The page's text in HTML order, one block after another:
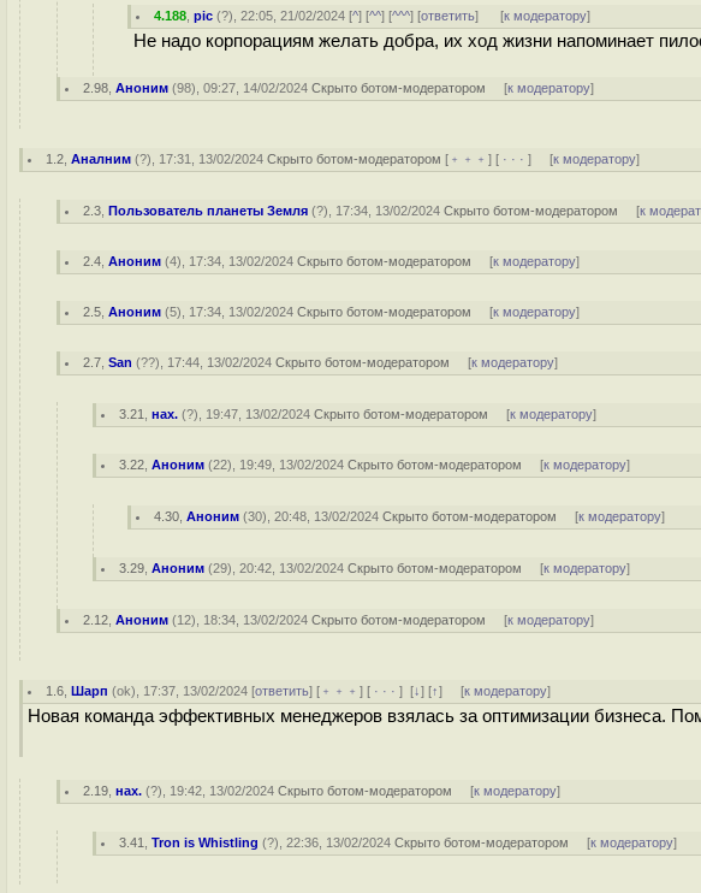
4.188 ,pic (?), 22:05, 21/02/2024 [^] [^^] [^^^] [ответить] [к модератору]
Не надо корпорациям желать добра, их ход жизни напоминает
2.98 ,Аноним (98), 09:27, 14/02/2024Скрыто ботом-модератором [к модератору]
1.2 ,Аналним (?), 17:31, 13/02/2024Скрыто ботом-модератором [ ﹢﹢﹢] [ · · ·] [к модератору]
2.3 ,Пользователь планеты Земля (?), 17:34, 13/02/2024Скрыто ботом-модератором [к
2.4 ,Аноним (4), 17:34, 13/02/2024Скрыто ботом-модератором [к модератору]
2.5 ,Аноним (5), 17:34, 13/02/2024Скрыто ботом-модератором [к модератору]
2.7 ,San (??), 17:44, 13/02/2024Скрыто ботом-модератором [к модератору]
3.21 ,нах. (?), 19:47, 13/02/2024Скрыто ботом-модератором [к модератору]
3.22 ,Аноним (22), 19:49, 13/02/2024Скрыто ботом-модератором [к модератору]
4.30 ,Аноним (30), 20:48, 13/02/2024Скрыто ботом-модератором [к модератору]
3.29 ,Аноним (29), 20:42, 13/02/2024Скрыто ботом-модератором [к модератору]
2.12 ,Аноним (12), 18:34, 13/02/2024Скрыто ботом-модератором [к модератору]
1.6 ,Шарп (ok), 17:37, 13/02/2024 [ответить] [ ﹢﹢﹢] [ · · ·][↓] [↑] [к модератору]
Новая команда эффективных менеджеров взялась за оптимизации бизнеса.
2.19 ,нах. (?), 19:42, 13/02/2024Скрыто ботом-модератором [к модератору]
3.41 ,Tron is Whistling (?), 22:36, 13/02/2024Скрыто ботом-модератором [к модератору]